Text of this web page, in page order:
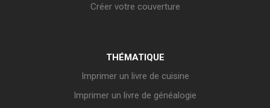
Créer votre couverture
THÉMATIQUE
Imprimer un livre de cuisine
Imprimer un livre de généalogie